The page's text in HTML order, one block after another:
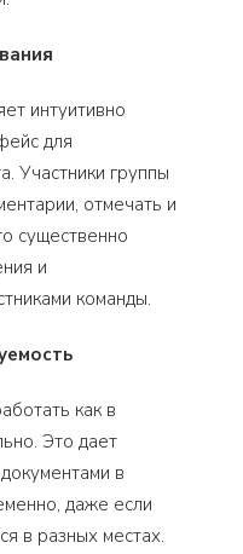
интуитивно
для
Участники группы
отмечать и
существенно
и
команды.
как в
Это дает
в
даже если
в разных местах.